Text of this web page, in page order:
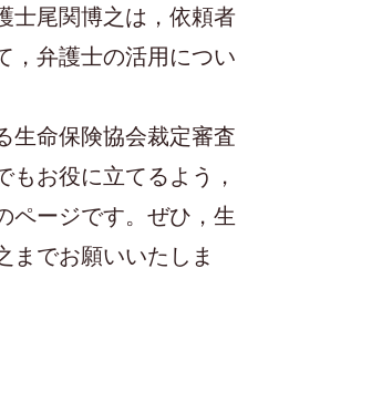
士尾関博之は，依頼者
，弁護士の活用につい
生命保険協会裁定審査
お役に立てるよう，
ージです。 ぜひ，生
までお願いいたしま